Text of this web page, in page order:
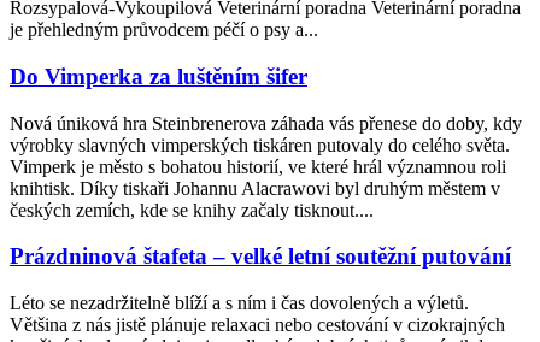
Rozsypalová­‑Vykoupilová Veterinární poradna Veterinární poradna
je přehledným průvodcem péčí o psy a...
Do Vimperka za luštěním šifer
Nová úniková hra Steinbrenerova záhada vás přenese do doby, kdy
výrobky slavných vimperských tiskáren putovaly do celého světa.
Vimperk je město s bohatou historií, ve které hrál významnou roli
knihtisk. Díky tiskaři Johannu Alacrawovi byl druhým městem v
českých zemích, kde se knihy začaly tisknout....
Prázdninová štafeta – velké letní soutěžní putování
Léto se nezadržitelně blíží a s ním i čas dovolených a výletů.
Většina z nás jistě plánuje relaxaci nebo cestování v cizokrajných